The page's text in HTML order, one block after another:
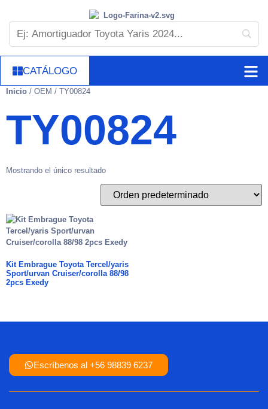
CATÁLOGO
Inicio / OEM / TY00824
TY00824
Mostrando el único resultado
Kit Embrague Toyota Tercel/yaris
Sport/urvan Cruiser/corolla 88/98
2pcs Exedy
Escríbenos al +56 98839 6237